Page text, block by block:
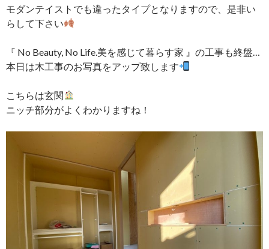
モダンテイストでも違ったタイプとなりますので、是非い
らして下さい
『 No Beauty, No Life.美を感じて暮らす家 』の工事も終盤…
本日は木工事のお写真をアップ致します
こちらは玄関
ニッチ部分がよくわかりますね！